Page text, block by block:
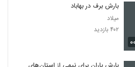
بارش برف در بهاباد
میلاد
۴۰۲ بازدید